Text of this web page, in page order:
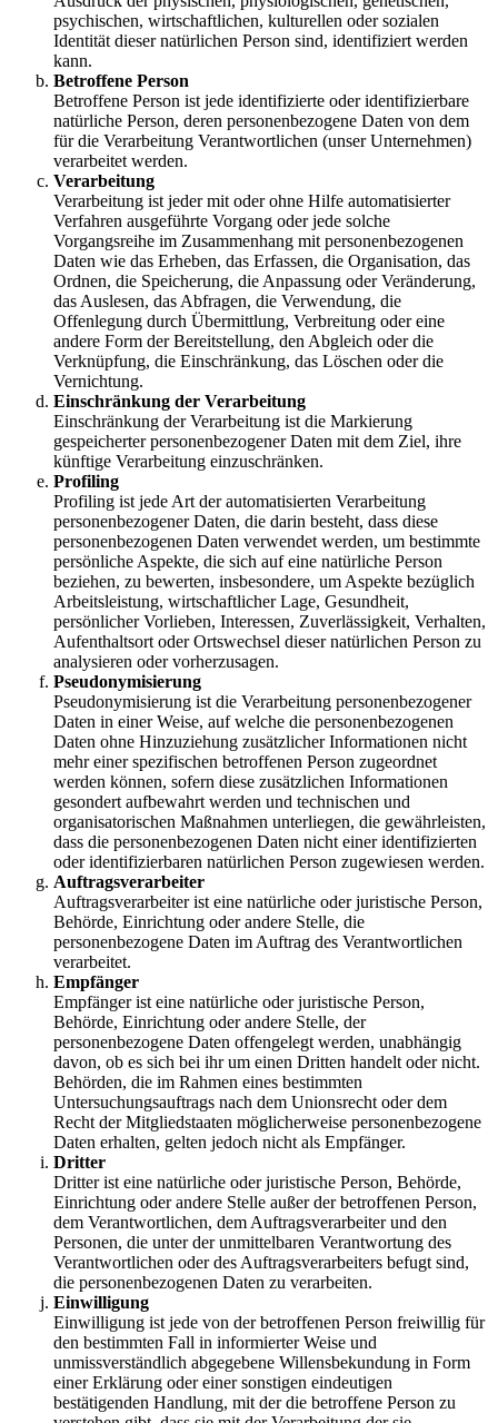
psychischen, wirtschaftlichen, kulturellen oder sozialen
Identität dieser natürlichen Person sind, identifiziert werden
kann.
Betroffene Person
Betroffene Person ist jede identifizierte oder identifizierbare
natürliche Person, deren personenbezogene Daten von dem
für die Verarbeitung Verantwortlichen (unser Unternehmen)
verarbeitet werden.
Verarbeitung
Verarbeitung ist jeder mit oder ohne Hilfe automatisierter
Verfahren ausgeführte Vorgang oder jede solche
Vorgangsreihe im Zusammenhang mit personenbezogenen
Daten wie das Erheben, das Erfassen, die Organisation, das
Ordnen, die Speicherung, die Anpassung oder Veränderung,
das Auslesen, das Abfragen, die Verwendung, die
Offenlegung durch Übermittlung, Verbreitung oder eine
andere Form der Bereitstellung, den Abgleich oder die
Verknüpfung, die Einschränkung, das Löschen oder die
Vernichtung.
Einschränkung der Verarbeitung
Einschränkung der Verarbeitung ist die Markierung
gespeicherter personenbezogener Daten mit dem Ziel, ihre
künftige Verarbeitung einzuschränken.
Profiling
Profiling ist jede Art der automatisierten Verarbeitung
personenbezogener Daten, die darin besteht, dass diese
personenbezogenen Daten verwendet werden, um bestimmte
persönliche Aspekte, die sich auf eine natürliche Person
beziehen, zu bewerten, insbesondere, um Aspekte bezüglich
Arbeitsleistung, wirtschaftlicher Lage, Gesundheit,
persönlicher Vorlieben, Interessen, Zuverlässigkeit, Verhalten,
Aufenthaltsort oder Ortswechsel dieser natürlichen Person zu
analysieren oder vorherzusagen.
Pseudonymisierung
Pseudonymisierung ist die Verarbeitung personenbezogener
Daten in einer Weise, auf welche die personenbezogenen
Daten ohne Hinzuziehung zusätzlicher Informationen nicht
mehr einer spezifischen betroffenen Person zugeordnet
werden können, sofern diese zusätzlichen Informationen
gesondert aufbewahrt werden und technischen und
organisatorischen Maßnahmen unterliegen, die gewährleisten,
dass die personenbezogenen Daten nicht einer identifizierten
oder identifizierbaren natürlichen Person zugewiesen werden.
Auftragsverarbeiter
Auftragsverarbeiter ist eine natürliche oder juristische Person,
Behörde, Einrichtung oder andere Stelle, die
personenbezogene Daten im Auftrag des Verantwortlichen
verarbeitet.
Empfänger
Empfänger ist eine natürliche oder juristische Person,
Behörde, Einrichtung oder andere Stelle, der
personenbezogene Daten offengelegt werden, unabhängig
davon, ob es sich bei ihr um einen Dritten handelt oder nicht.
Behörden, die im Rahmen eines bestimmten
Untersuchungsauftrags nach dem Unionsrecht oder dem
Recht der Mitgliedstaaten möglicherweise personenbezogene
Daten erhalten, gelten jedoch nicht als Empfänger.
Dritter
Dritter ist eine natürliche oder juristische Person, Behörde,
Einrichtung oder andere Stelle außer der betroffenen Person,
dem Verantwortlichen, dem Auftragsverarbeiter und den
Personen, die unter der unmittelbaren Verantwortung des
Verantwortlichen oder des Auftragsverarbeiters befugt sind,
die personenbezogenen Daten zu verarbeiten.
Einwilligung
Einwilligung ist jede von der betroffenen Person freiwillig für
den bestimmten Fall in informierter Weise und
unmissverständlich abgegebene Willensbekundung in Form
einer Erklärung oder einer sonstigen eindeutigen
bestätigenden Handlung, mit der die betroffene Person zu